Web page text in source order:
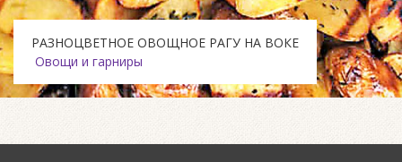
РАЗНОЦВЕТНОЕ ОВОЩНОЕ РАГУ НА ВОКЕ
Овощи и гарниры